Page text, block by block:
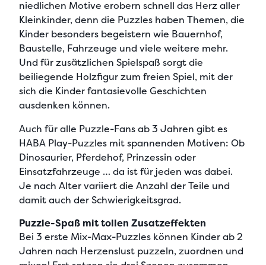
niedlichen Motive erobern schnell das Herz aller
Kleinkinder, denn die Puzzles haben Themen, die
Kinder besonders begeistern wie Bauernhof,
Baustelle, Fahrzeuge und viele weitere mehr.
Und für zusätzlichen Spielspaß sorgt die
beiliegende Holzfigur zum freien Spiel, mit der
sich die Kinder fantasievolle Geschichten
ausdenken können.
Auch für alle Puzzle-Fans ab 3 Jahren gibt es
HABA Play-Puzzles mit spannenden Motiven: Ob
Dinosaurier, Pferdehof, Prinzessin oder
Einsatzfahrzeuge … da ist für jeden was dabei.
Je nach Alter variiert die Anzahl der Teile und
damit auch der Schwierigkeitsgrad.
Puzzle-Spaß mit tollen Zusatzeffekten
Bei 3 erste Mix-Max-Puzzles können Kinder ab 2
Jahren nach Herzenslust puzzeln, zuordnen und